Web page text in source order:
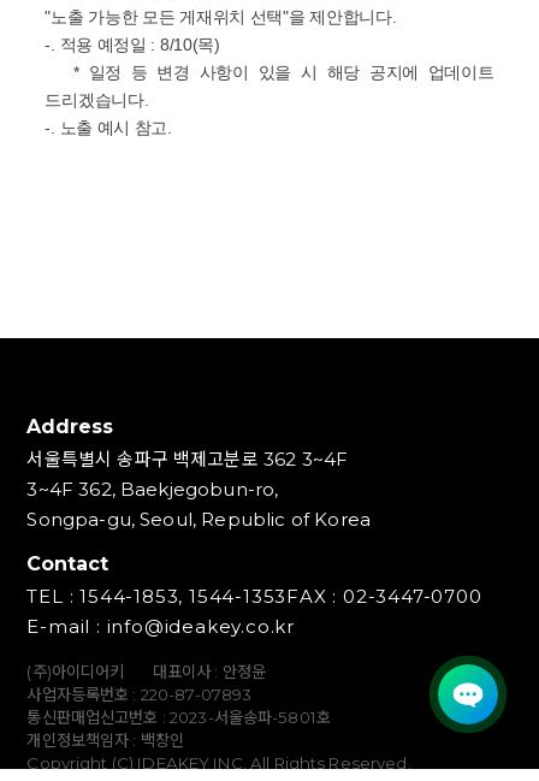
"노출 가능한 모든 게재위치 선택"을 제안합니다.
-. 적용 예정일 : 8/10(목)
* 일정 등 변경 사항이 있을 시 해당 공지에 업데이트
드리겠습니다.
-. 노출 예시 참고.
Address
서울특별시 송파구 백제고분로 362 3~4F
3~4F 362, Baekjegobun-ro,
Songpa-gu, Seoul, Republic of Korea
Contact
TEL : 1544-1853, 1544-1353FAX : 02-3447-0700
E-mail : info@ideakey.co.kr
(주)아이디어키
대표이사 : 안정윤
사업자등록번호 : 220‍-87-07893
통신판매업신고번호 : 2023-서울송파-5801호
개인정보책임자 : 백창인
Copyright (C) IDEAKEY INC. All Rights Reserved.